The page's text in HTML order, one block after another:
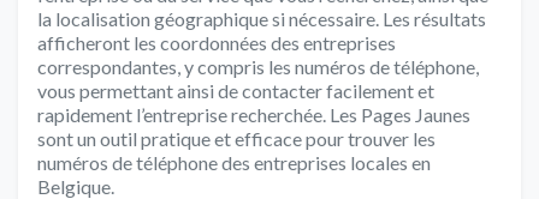
la localisation géographique si nécessaire. Les résultats
afficheront les coordonnées des entreprises
correspondantes, y compris les numéros de téléphone,
vous permettant ainsi de contacter facilement et
rapidement l’entreprise recherchée. Les Pages Jaunes
sont un outil pratique et efficace pour trouver les
numéros de téléphone des entreprises locales en
Belgique.